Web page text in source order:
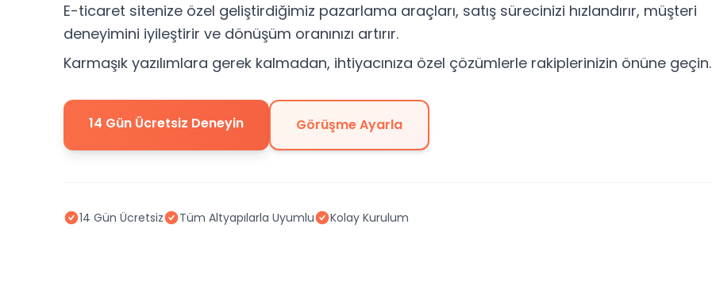
E-ticaret sitenize özel geliştirdiğimiz pazarlama araçları, satış sürecinizi hızlandırır, müşteri
deneyimini iyileştirir ve dönüşüm oranınızı artırır.
Karmaşık yazılımlara gerek kalmadan, ihtiyacınıza özel çözümlerle rakiplerinizin önüne geçin.
14 Gün Ücretsiz Deneyin Görüşme Ayarla
14 Gün Ücretsiz Tüm Altyapılarla Uyumlu Kolay Kurulum